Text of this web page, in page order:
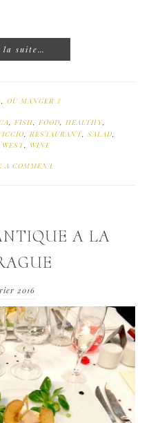
suite…
, OÙ MANGER ?
, FISH, FOOD, HEALTHY,
, RESTAURANT, SALAD,
WEST, WINE
A COMMENT
A LA
2016